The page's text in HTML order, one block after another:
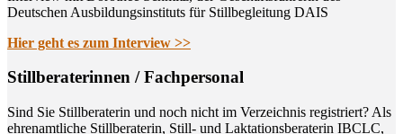
Deutschen Ausbildungsinstituts für Stillbegleitung DAIS
Hier geht es zum Interview >>
Still­be­ra­te­rin­nen / Fachpersonal
Sind Sie Still­be­ra­te­rin und noch nicht im Ver­zeich­nis regis­triert? Als
ehren­amt­li­che Still­be­ra­te­rin, Still- und Lak­ta­ti­ons­be­ra­te­rin IBCLC,